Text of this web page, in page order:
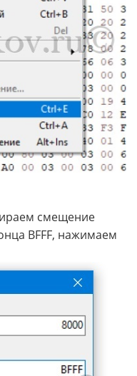
смещение
BFFF, нажимаем